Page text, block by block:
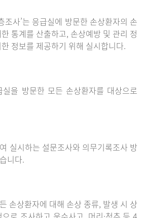
조사’는 응급실에 방문한 손상환자의 손
통계를 산출하고, 손상예방 및 관리 정
정보를 제공하기 위해 실시합니다.
을 방문한 모든 손상환자를 대상으로
실시하는 설문조사와 의무기록조사 방
니다.
손상환자에 대해 손상 종류, 발생 시 상